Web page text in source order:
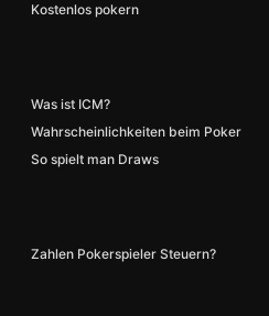
Kostenlos pokern
Was ist ICM?
Wahrscheinlichkeiten beim Poker
So spielt man Draws
Zahlen Pokerspieler Steuern?